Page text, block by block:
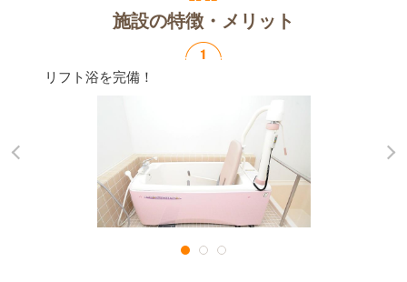
施設の特徴・メリット
リフト浴を完備！